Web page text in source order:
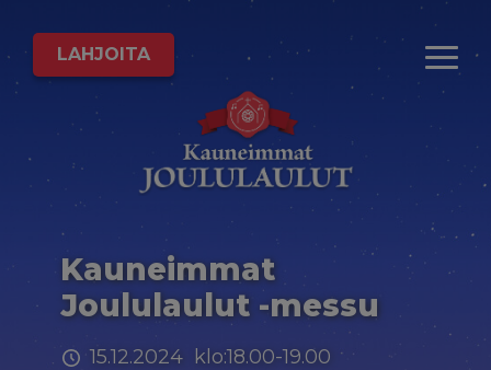
LAHJOITA
Kauneimmat
Joululaulut -messu
15.12.2024 klo:18.00-19.00